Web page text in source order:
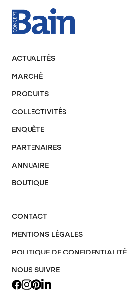
ACTUALITÉS
MARCHÉ
PRODUITS
COLLECTIVITÉS
ENQUÊTE
PARTENAIRES
ANNUAIRE
BOUTIQUE
CONTACT
MENTIONS LÉGALES
POLITIQUE DE CONFIDENTIALITÉ
NOUS SUIVRE